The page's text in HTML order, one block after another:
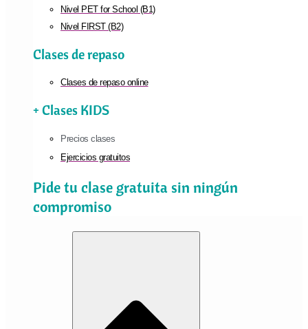
Nivel PET for School (B1)
Nivel FIRST (B2)
Clases de repaso
Clases de repaso online
+ Clases KIDS
Precios clases
Ejercicios gratuitos
Pide tu clase gratuita sin ningún
compromiso